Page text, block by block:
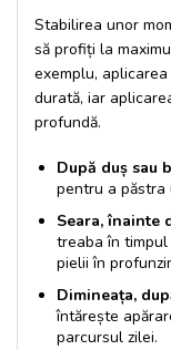
Stabilirea unor
să profiți la
exemplu,
durată, iar
profundă.
După duș sau
pentru a păstra
Seara, înainte
treaba în
pielii în
Dimineața,
întărește
parcursul zilei.